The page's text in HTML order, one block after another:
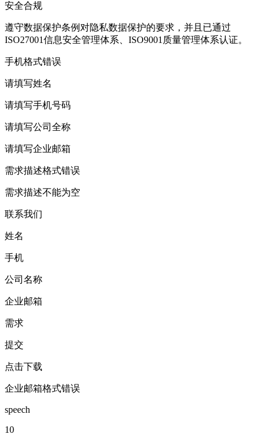
安全合规
遵守数据保护条例对隐私数据保护的要求，并且已通过
ISO27001信息安全管理体系、ISO9001质量管理体系认证。
手机格式错误
请填写姓名
请填写手机号码
请填写公司全称
请填写企业邮箱
需求描述格式错误
需求描述不能为空
联系我们
姓名
手机
公司名称
企业邮箱
需求
提交
点击下载
企业邮箱格式错误
speech
10